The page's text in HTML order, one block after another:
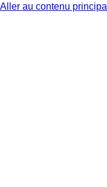
Aller au contenu principal